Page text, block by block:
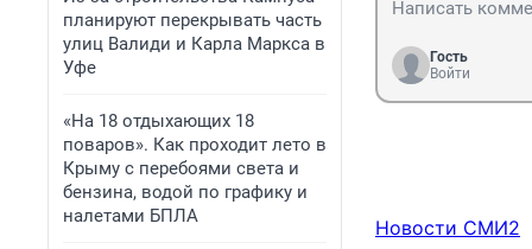
планируют перекрывать часть
улиц Валиди и Карла Маркса в
Уфе
«На 18 отдыхающих 18
поваров». Как проходит лето в
Крыму с перебоями света и
бензина, водой по графику и
налетами БПЛА
Гость
Войти
Новости СМИ2